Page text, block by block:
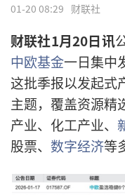
01-20 08:29 财联社
财联社1月20日讯
中欧基金一日集中
这批季报以发起式
主题，覆盖资源精
产业、化工产业、
股票、 数字经济等